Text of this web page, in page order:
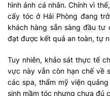
hình ảnh cá nhân. Chính vì
cấy tóc ở Hải Phòng đang
khách hàng sẵn sàng đầu tư
đạt được kết quả an toàn, tự
Tuy nhiên, khảo sát thực tế
vực này vẫn còn hạn chế về
các spa, thẩm mỹ viện
sinh mầm tóc nhưng chưa đủ